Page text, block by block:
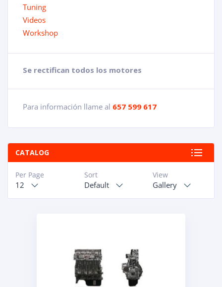
Tuning
Videos
Workshop
Se rectifican todos los motores
Para información llame al 657 599 617
CATALOG
View
Gallery
Sort
Default
Per Page
12